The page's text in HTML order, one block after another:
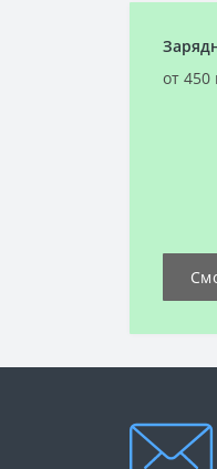
от 450